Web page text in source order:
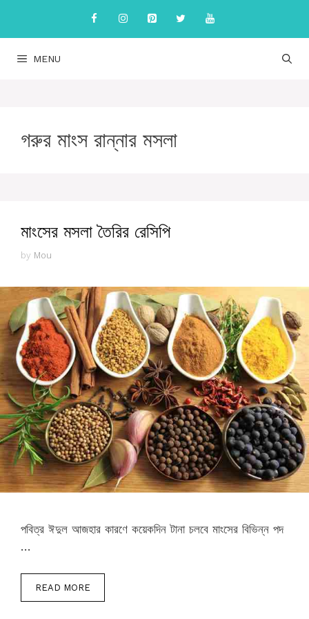
content
MENU
গরুর মাংস রান্নার মসলা
মাংসের মসলা তৈরির রেসিপি
by Mou
পবিত্র ঈদুল আজহার কারণে কয়েকদিন টানা চলবে মাংসের বিভিন্ন পদ
…
READ MORE